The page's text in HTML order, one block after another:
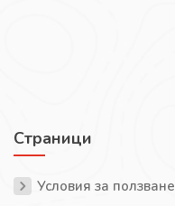
Страници
Условия за ползване